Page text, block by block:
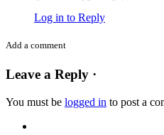
Log in to Reply
Add a comment
Leave a Reply ·
You must be logged in to post a